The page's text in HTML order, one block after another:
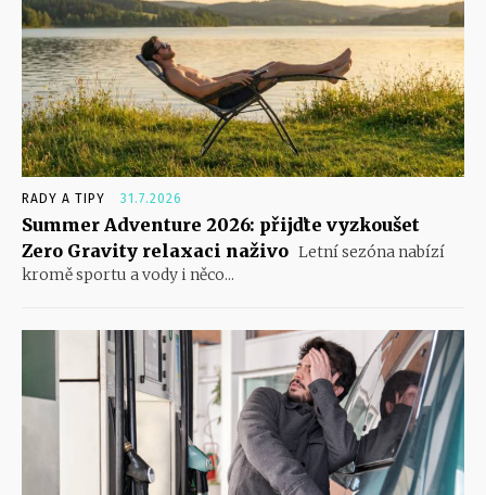
RADY A TIPY 31.7.2026
Summer Adventure 2026: přijďte vyzkoušet
Zero Gravity relaxaci naživo Letní sezóna nabízí
kromě sportu a vody i něco...